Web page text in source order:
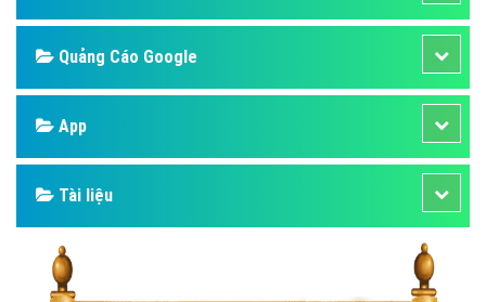
Quảng Cáo Google
App
Tài liệu